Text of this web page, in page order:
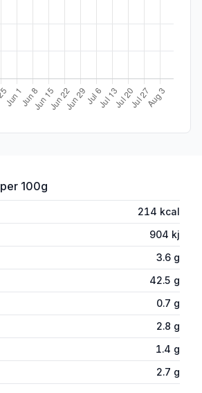
for 'Glutenfri Pølsebrød Elda Bakeri'
per 100g
214 kcal
904 kj
3.6 g
42.5 g
0.7 g
2.8 g
1.4 g
2.7 g